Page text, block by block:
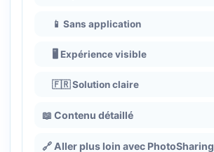
📱 Sans application
🖥️ Expérience visible
🇫🇷 Solution claire
📖 Contenu détaillé
🔗 Aller plus loin avec PhotoSharing